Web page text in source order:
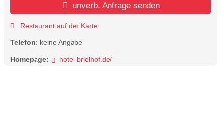
unverb. Anfrage senden
Restaurant auf der Karte
Telefon: keine Angabe
Homepage: hotel-brielhof.de/